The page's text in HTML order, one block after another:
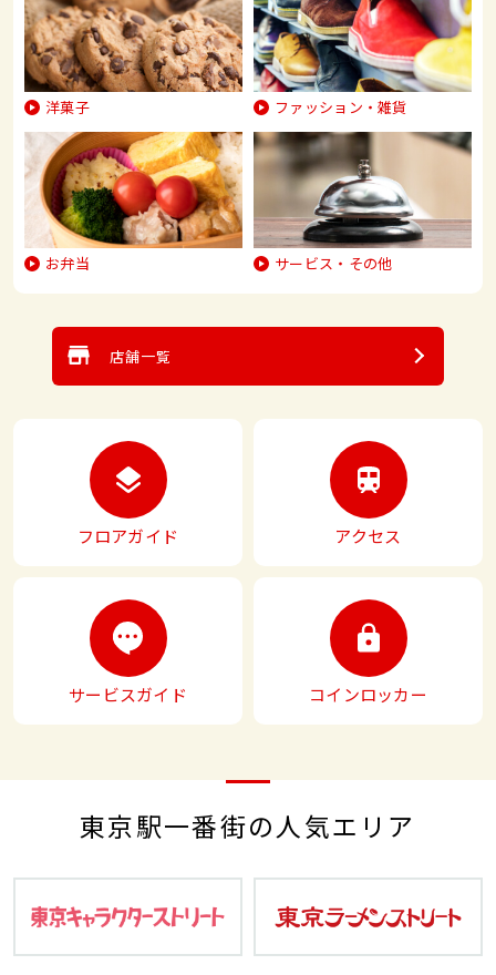
洋菓子 ファッション・雑貨
お弁当 サービス・ その他
店舗一覧
フロアガイド アクセス
サービスガイド コインロッカー
東京駅一番街の人気エリア